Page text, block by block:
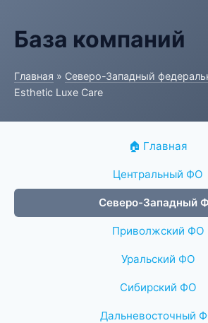
База компаний
Главная » Северо-Западный
Esthetic Luxe Care
🏠 Главная
Центральный ФО
Северо-Западный
Приволжский ФО
Уральский ФО
Сибирский ФО
Дальневосточный